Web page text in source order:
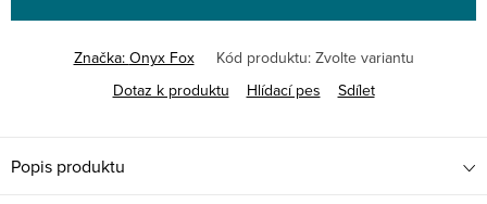
Značka: Onyx Fox Kód produktu: Zvolte variantu
Dotaz k produktu
Hlídací pes Sdílet
Popis produktu